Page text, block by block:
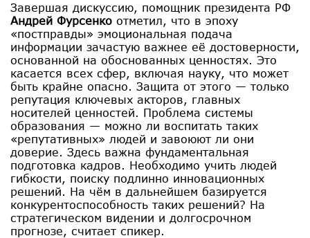
Завершая дискуссию, помощник президента РФ
Андрей Фурсенко отметил, что в эпоху
«постправды» эмоциональная подача
информации зачастую важнее её достоверности,
основанной на обоснованных ценностях. Это
касается всех сфер, включая науку, что может
быть крайне опасно. Защита от этого — только
репутация ключевых акторов, главных
носителей ценностей. Проблема системы
образования — можно ли воспитать таких
«репутативных» людей и завоюют ли они
доверие. Здесь важна фундаментальная
подготовка кадров. Необходимо учить людей
гибкости, поиску подлинно инновационных
решений. На чём в дальнейшем базируется
конкурентоспособность таких решений? На
стратегическом видении и долгосрочном
прогнозе, считает спикер.